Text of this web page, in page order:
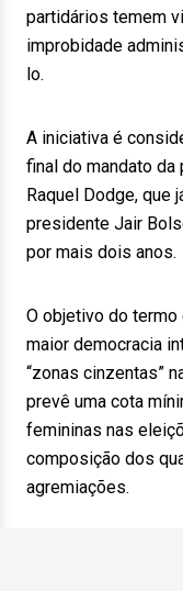
partidários temem
improbidade
lo.
A iniciativa é
final do mandato da
Raquel Dodge, que
presidente Jair
por mais dois anos.
O objetivo do
maior democracia
“zonas cinzentas”
prevê uma cota
femininas nas
composição dos
agremiações.